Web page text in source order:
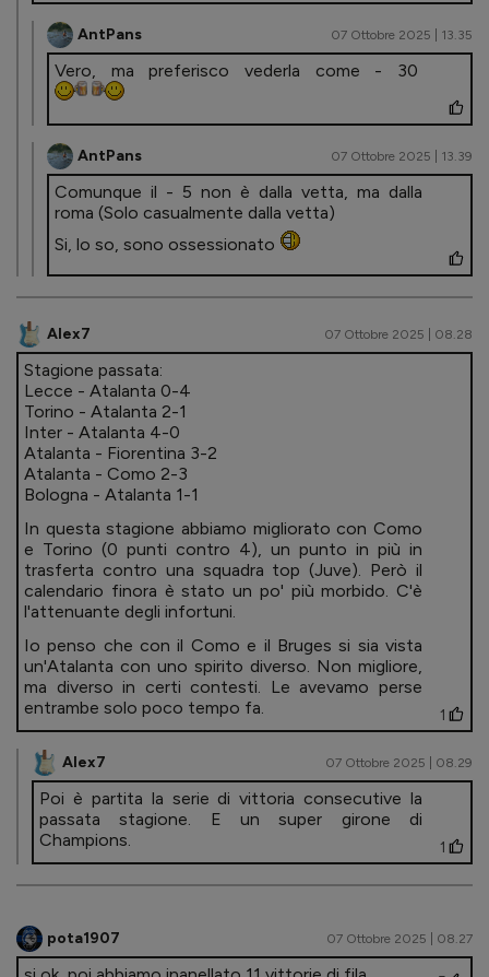
AntPans 07 Ottobre 2025 | 13.35
Vero, ma preferisco vederla come - 30
AntPans 07 Ottobre 2025 | 13.39
Comunque il - 5 non è dalla vetta, ma dalla
roma (Solo casualmente dalla vetta)
Si, lo so, sono ossessionato
Alex7 07 Ottobre 2025 | 08.28
Stagione passata:
Lecce - Atalanta 0-4
Torino - Atalanta 2-1
Inter - Atalanta 4-0
Atalanta - Fiorentina 3-2
Atalanta - Como 2-3
Bologna - Atalanta 1-1
In questa stagione abbiamo migliorato con Como
e Torino (0 punti contro 4), un punto in più in
trasferta contro una squadra top (Juve). Però il
calendario finora è stato un po' più morbido. C'è
l'attenuante degli infortuni.
Io penso che con il Como e il Bruges si sia vista
un'Atalanta con uno spirito diverso. Non migliore,
ma diverso in certi contesti. Le avevamo perse
entrambe solo poco tempo fa.
1
Alex7 07 Ottobre 2025 | 08.29
Poi è partita la serie di vittoria consecutive la
passata stagione. E un super girone di
Champions.
1
pota1907 07 Ottobre 2025 | 08.27